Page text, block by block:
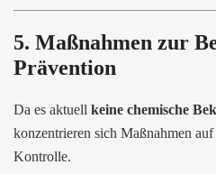
5. Maßnahmen zur
Prävention
Da es aktuell keine chemische
konzentrieren sich Maßnahmen
Kontrolle.